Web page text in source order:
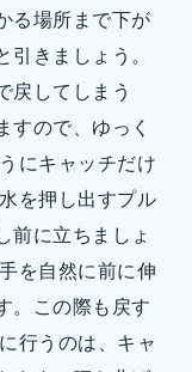
る場所まで下が
引きましょう。
戻してしまう
すので、ゆっく
にキャッチだけ
を押し出すプル
前に立ちましょ
を自然に前に伸
。この際も戻す
行うのは、キャ